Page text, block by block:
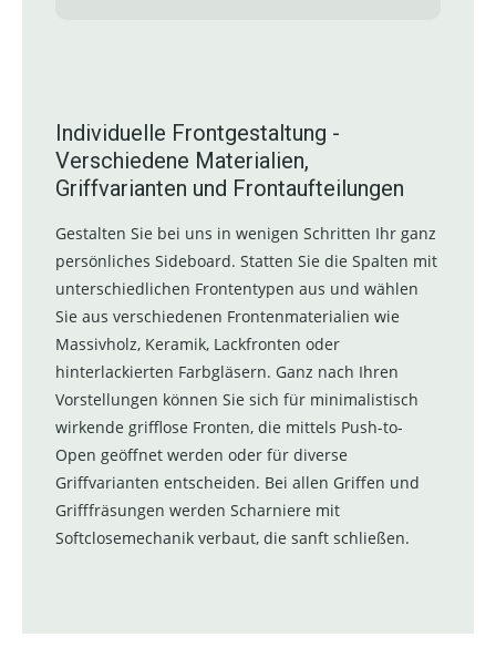
Individuelle Frontgestaltung -
Verschiedene Materialien,
Griffvarianten und Frontaufteilungen
Gestalten Sie bei uns in wenigen Schritten Ihr ganz
persönliches Sideboard. Statten Sie die Spalten mit
unterschiedlichen Frontentypen aus und wählen
Sie aus verschiedenen Frontenmaterialien wie
Massivholz, Keramik, Lackfronten oder
hinterlackierten Farbgläsern. Ganz nach Ihren
Vorstellungen können Sie sich für minimalistisch
wirkende grifflose Fronten, die mittels Push-to-
Open geöffnet werden oder für diverse
Griffvarianten entscheiden. Bei allen Griffen und
Grifffräsungen werden Scharniere mit
Softclosemechanik verbaut, die sanft schließen.